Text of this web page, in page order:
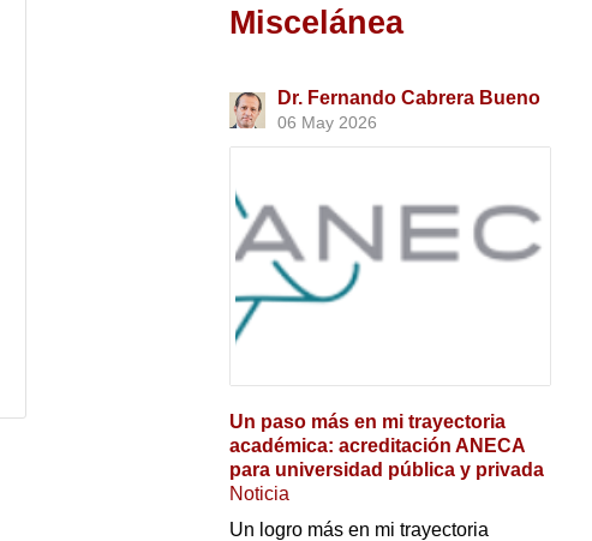
Miscelánea
Dr. Fernando Cabrera Bueno
06 May 2026
Un paso más en mi trayectoria
académica: acreditación ANECA
para universidad pública y privada
Noticia
Un logro más en mi trayectoria